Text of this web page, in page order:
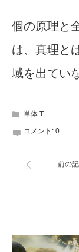
個の原理と
は、真理と
域を出てい
単体 T
コメント: 0
前の